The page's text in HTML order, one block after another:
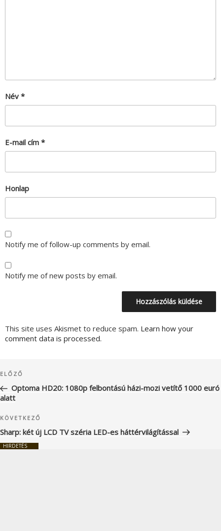
Név *
E-mail cím *
Honlap
Notify me of follow-up comments by email.
Notify me of new posts by email.
This site uses Akismet to reduce spam. Learn how your
comment data is processed.
navigáció
Korábbi
bejegyzés
ELŐZŐ
Optoma HD20: 1080p felbontású házi-mozi vetítő 1000 euró
alatt
Következő
bejegyzés
KÖVETKEZŐ
Sharp: két új LCD TV széria LED-es háttérvilágítással
HIRDETÉS